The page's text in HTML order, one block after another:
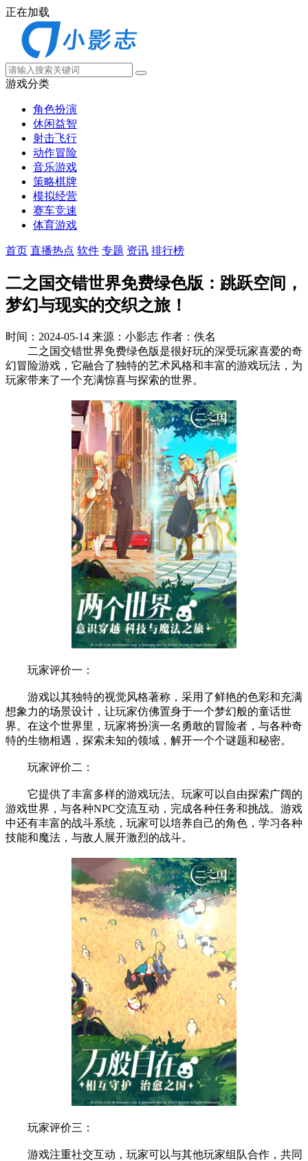
正在加载
游戏分类
角色扮演
休闲益智
射击飞行
动作冒险
音乐游戏
策略棋牌
模拟经营
赛车竞速
体育游戏
首页 直播热点 软件 专题 资讯 排行榜
二之国交错世界免费绿色版：跳跃空间，
梦幻与现实的交织之旅！
时间：2024-05-14 来源：小影志 作者：佚名
二之国交错世界免费绿色版是很好玩的深受玩家喜爱的奇
幻冒险游戏，它融合了独特的艺术风格和丰富的游戏玩法，为
玩家带来了一个充满惊喜与探索的世界。
玩家评价一：
游戏以其独特的视觉风格著称，采用了鲜艳的色彩和充满
想象力的场景设计，让玩家仿佛置身于一个梦幻般的童话世
界。在这个世界里，玩家将扮演一名勇敢的冒险者，与各种奇
特的生物相遇，探索未知的领域，解开一个个谜题和秘密。
玩家评价二：
它提供了丰富多样的游戏玩法。玩家可以自由探索广阔的
游戏世界，与各种NPC交流互动，完成各种任务和挑战。游戏
中还有丰富的战斗系统，玩家可以培养自己的角色，学习各种
技能和魔法，与敌人展开激烈的战斗。
玩家评价三：
游戏注重社交互动，玩家可以与其他玩家组队合作，共同